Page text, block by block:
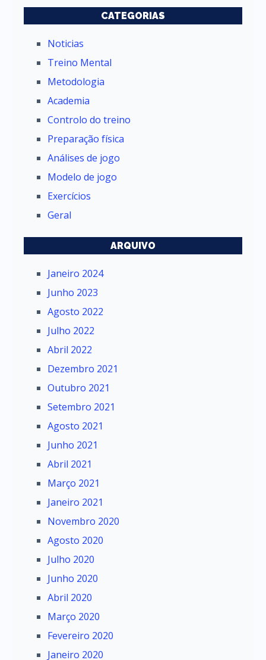
CATEGORIAS
Noticias
Treino Mental
Metodologia
Academia
Controlo do treino
Preparação física
Análises de jogo
Modelo de jogo
Exercícios
Geral
ARQUIVO
Janeiro 2024
Junho 2023
Agosto 2022
Julho 2022
Abril 2022
Dezembro 2021
Outubro 2021
Setembro 2021
Agosto 2021
Junho 2021
Abril 2021
Março 2021
Janeiro 2021
Novembro 2020
Agosto 2020
Julho 2020
Junho 2020
Abril 2020
Março 2020
Fevereiro 2020
Janeiro 2020